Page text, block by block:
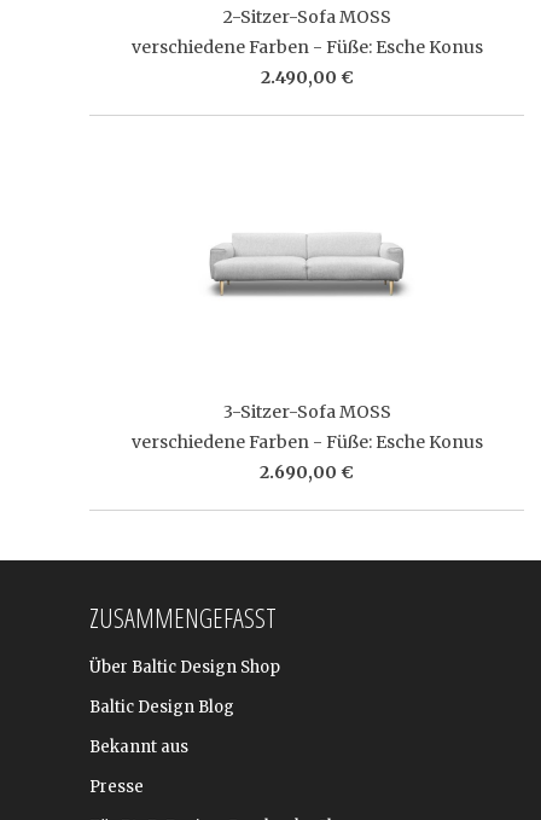
2-Sitzer-Sofa MOSS
verschiedene Farben - Füße: Esche Konus
2.490,00 €
3-Sitzer-Sofa MOSS
verschiedene Farben - Füße: Esche Konus
2.690,00 €
ZUSAMMENGEFASST
Über Baltic Design Shop
Baltic Design Blog
Bekannt aus
Presse